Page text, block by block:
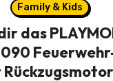
Family & Kids
das